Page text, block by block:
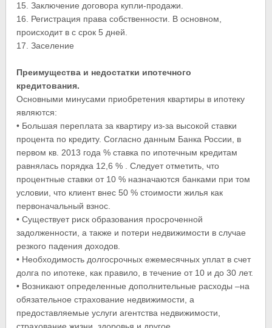
15. Заключение договора купли-продажи.
16. Регистрация права собственности. В основном,
происходит в с срок 5 дней.
17. Заселение
Преимущества и недостатки ипотечного
кредитования.
Основными минусами приобретения квартиры в ипотеку
являются:
• Большая переплата за квартиру из-за высокой ставки
процента по кредиту. Согласно данным Банка России, в
первом кв. 2013 года % ставка по ипотечным кредитам
равнялась порядка 12,6 % . Следует отметить, что
процентные ставки от 10 % назначаются банками при том
условии, что клиент внес 50 % стоимости жилья как
первоначальный взнос.
• Существует риск образования просроченной
задолженности, а также и потери недвижимости в случае
резкого падения доходов.
• Необходимость долгосрочных ежемесячных уплат в счет
долга по ипотеке, как правило, в течение от 10 и до 30 лет.
• Возникают определенные дополнительные расходы –на
обязательное страхование недвижимости, а
предоставляемые услуги агентства недвижимости,